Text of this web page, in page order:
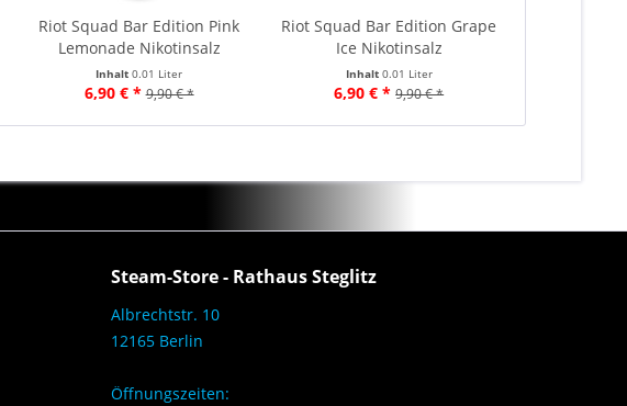
Riot Squad Bar Edition Pink
Lemonade Nikotinsalz
Inhalt0.01 Liter
6,90 € * 9,90 € *
Riot Squad Bar Edition Grape
Ice Nikotinsalz
Inhalt 0.01 Liter
6,90 € * 9,90 € *
Steam-Store - Rathaus Steglitz
Albrechtstr. 10
12165 Berlin
Öffnungszeiten: